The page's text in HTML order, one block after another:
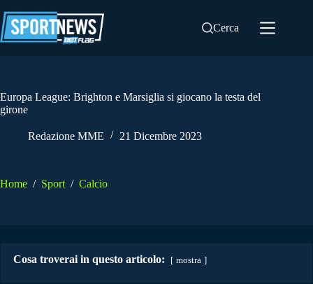
al
contenuto
Cerca
Europa League: Brighton e Marsiglia si giocano la testa del
girone
Redazione MME 21 Dicembre 2023
Home / Sport / Calcio
Cosa troverai in questo articolo: mostra